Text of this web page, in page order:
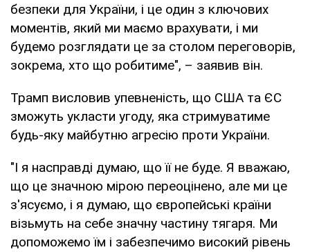
безпеки для України, і це один з ключових
моментів, який ми маємо врахувати, і ми
будемо розглядати це за столом переговорів,
зокрема, хто що робитиме", – заявив він.
Трамп висловив упевненість, що США та ЄС
зможуть укласти угоду, яка стримуватиме
будь-яку майбутню агресію проти України.
"І я насправді думаю, що її не буде. Я вважаю,
що це значною мірою переоцінено, але ми це
з'ясуємо, і я думаю, що європейські країни
візьмуть на себе значну частину тягаря. Ми
допоможемо їм і забезпечимо високий рівень